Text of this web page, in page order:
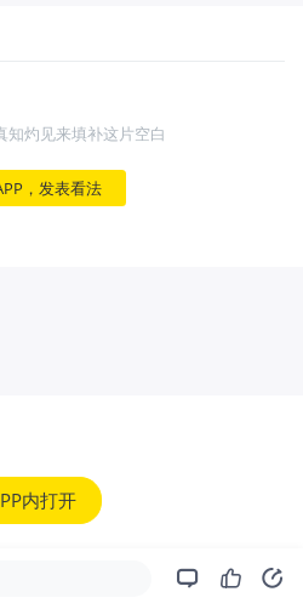
知灼见来填补这片空白
，发表看法
内打开